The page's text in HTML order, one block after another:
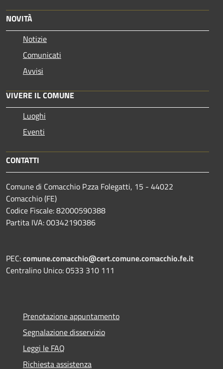
NOVITÀ
Notizie
Comunicati
Avvisi
VIVERE IL COMUNE
Luoghi
Eventi
CONTATTI
Comune di Comacchio P.zza Folegatti, 15 - 44022
Comacchio (FE)
Codice Fiscale: 82000590388
Partita IVA: 00342190386
PEC:comune.comacchio@cert.comune.comacchio.fe.it
Centralino Unico: 0533 310 111
Prenotazione appuntamento
Segnalazione disservizio
Leggi le FAQ
Richiesta assistenza